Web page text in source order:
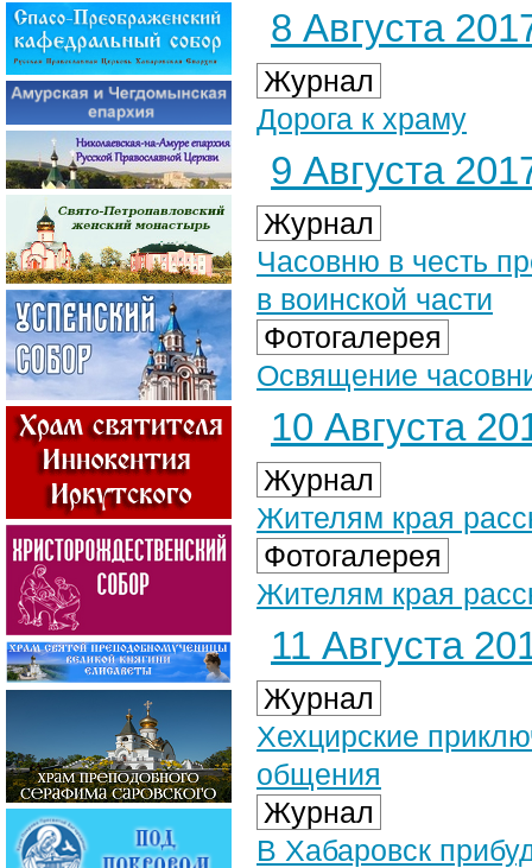
8 Августа
Журнал
Дорога к храму
9 Августа
Журнал
Часовню в честь
в воинской части
Фотогалерея
Освящение
10 Августа
Журнал
Жителям края
Фотогалерея
Жителям края
11 Августа
Журнал
Хехцирские
общения
Журнал
В Хабаровск